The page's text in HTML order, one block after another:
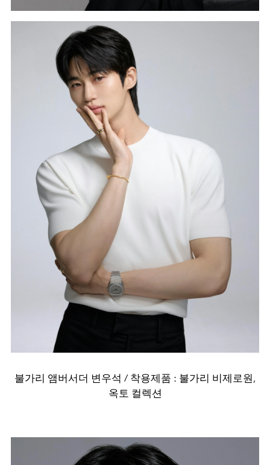
불가리 앰버서더 변우석 / 착용제품 : 불가리 비제로원,
옥토 컬렉션